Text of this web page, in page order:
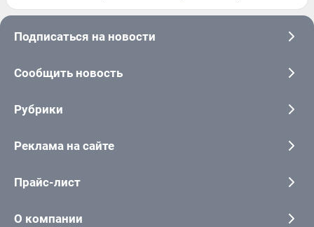
Подписаться на новости
Сообщить новость
Рубрики
Реклама на сайте
Прайс-лист
О компании